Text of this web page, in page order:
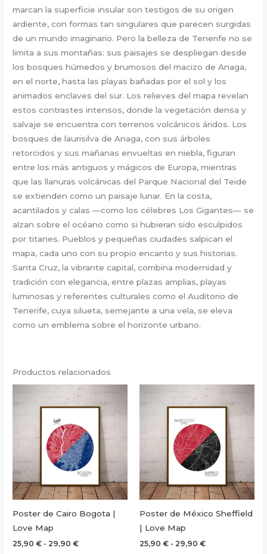
marcan la superficie insular son testigos de su origen
ardiente, con formas tan singulares que parecen surgidas
de un mundo imaginario. Pero la belleza de Tenerife no se
limita a sus montañas: sus paisajes se despliegan desde
los bosques húmedos y brumosos del macizo de Anaga,
en el norte, hasta las playas bañadas por el sol y los
animados enclaves del sur. Los relieves del mapa revelan
estos contrastes intensos, donde la vegetación densa y
salvaje se encuentra con terrenos volcánicos áridos. Los
bosques de laurisilva de Anaga, con sus árboles
retorcidos y sus mañanas envueltas en niebla, figuran
entre los más antiguos y mágicos de Europa, mientras
que las llanuras volcánicas del Parque Nacional del Teide
se extienden como un paisaje lunar. En la costa,
acantilados y calas —como los célebres Los Gigantes— se
alzan sobre el océano como si hubieran sido esculpidos
por titanes. Pueblos y pequeñas ciudades salpican el
mapa, cada uno con su propio encanto y sus historias.
Santa Cruz, la vibrante capital, combina modernidad y
tradición con elegancia, entre plazas amplias, playas
luminosas y referentes culturales como el Auditorio de
Tenerife, cuya silueta, semejante a una vela, se eleva
como un emblema sobre el horizonte urbano.
Productos relacionados
Poster de Cairo Bogota |
Love Map
25,90€ - 29,90€Rango
Poster de México Sheffield
| Love Map
25,90 € - 29,90 €Rango